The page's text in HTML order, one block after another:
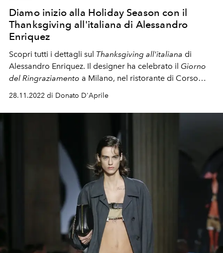
Diamo inizio alla Holiday Season con il
Thanksgiving all'italiana di Alessandro
Enriquez
Scopri tutti i dettagli sul Thanksgiving all'italiana di
Alessandro Enriquez. Il designer ha celebrato il Giorno
del Ringraziamento a Milano, nel ristorante di Corso
Venezia "Al Mercato".
28.11.2022 di Donato D'Aprile